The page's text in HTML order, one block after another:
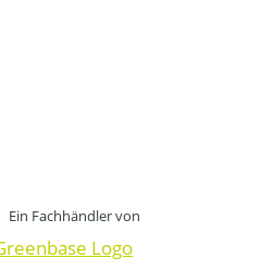
Ein Fachhändler von